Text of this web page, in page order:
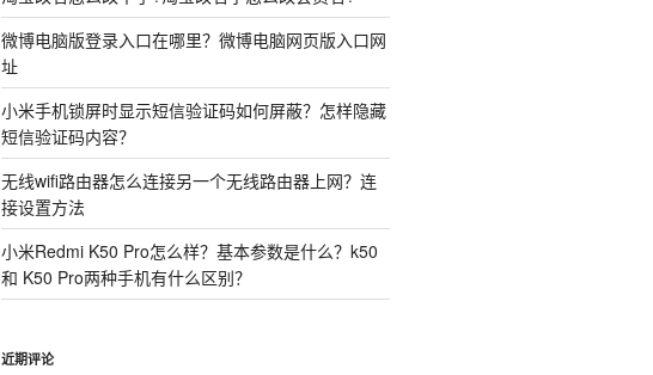
微博电脑版登录入口在哪里？微博电脑网页版入口网
址
小米手机锁屏时显示短信验证码如何屏蔽？怎样隐藏
短信验证码内容？
无线wifi路由器怎么连接另一个无线路由器上网？连
接设置方法
小米Redmi K50 Pro怎么样？基本参数是什么？k50
和 K50 Pro两种手机有什么区别？
近期评论